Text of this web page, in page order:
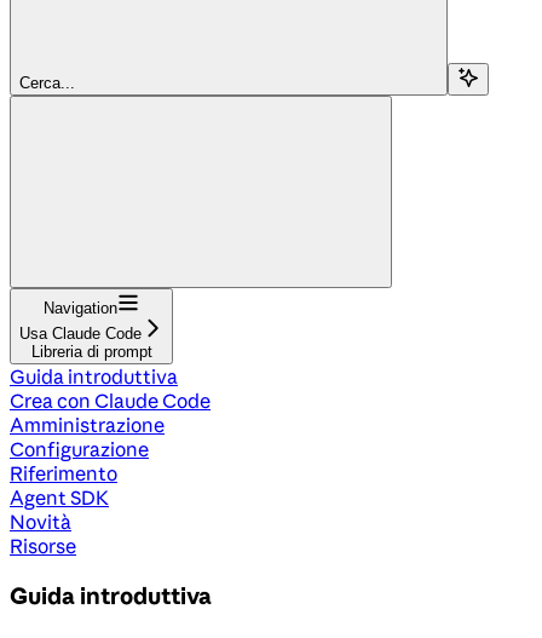
Cerca...
Navigation
Usa Claude Code
Libreria di prompt
Guida introduttiva
Crea con Claude Code
Amministrazione
Configurazione
Riferimento
Agent SDK
Novità
Risorse
Guida introduttiva